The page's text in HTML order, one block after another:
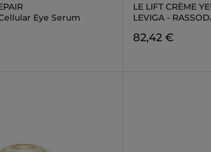
Eye Serum
LE LIFT CRÈME
LEVIGA -
82,42 €